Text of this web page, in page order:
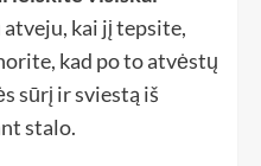
kai jį tepsite,
kad po to atvėstų
sūrį ir sviestą iš
stalo.